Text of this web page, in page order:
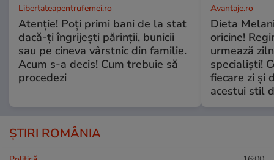
Libertateapentrufemei.ro
Atenție! Poți primi bani de la stat
dacă-ți îngrijești părinții, bunicii
sau pe cineva vârstnic din familie.
Acum s-a decis! Cum trebuie să
procedezi
Avantaje.ro
Dieta
oricine!
urmează
specialiști!
fiecare zi și
acestui stil
ȘTIRI ROMÂNIA